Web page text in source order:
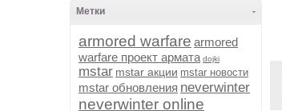
-
Метки
armored warfare armored
warfare проект армата dojki
mstar mstar акции mstar новости
mstar обновления neverwinter
neverwinter online